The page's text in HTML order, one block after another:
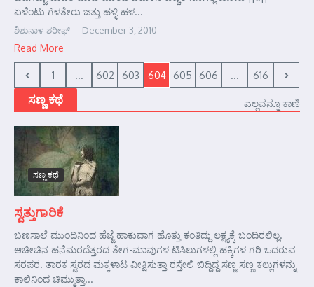
ಏಳೆಂಟು ಗೆಳತೇರು ಜತ್ತು ಹಳ್ಳಿ ಹಳ...
ಶಿಶುನಾಳ ಶರೀಫ್ December 3, 2010
Read More
1 ... 602 603 604 605 606 ... 616
ಸಣ್ಣ ಕಥೆ ಎಲ್ಲವನ್ನೂ ಕಾಣಿ
ಸಣ್ಣ ಕಥೆ
ಸ್ವತ್ತುಗಾರಿಕೆ
ಬಣಸಾಲೆ ಮುಂದಿನಿಂದ ಹೆಜ್ಜೆ ಹಾಕುವಾಗ ಹೊತ್ತು ಕಂತಿದ್ದು ಲಕ್ಷ್ಯಕ್ಕೆ ಬಂದಿರಲಿಲ್ಲ.
ಆಚೀಚಿನ ಹನೆಮರದೆತ್ತರದ ತೇಗ-ಮಾವುಗಳ ಟಿಸಿಲುಗಳಲ್ಲಿ ಹಕ್ಕಿಗಳ ಗರಿ ಒದರುವ
ಸರಪರ. ತಾರಕ ಸ್ವರದ ಮಕ್ಕಳಾಟ ವೀಕ್ಷಿಸುತ್ತಾ ರಸ್ತೇಲಿ ಬಿದ್ದಿದ್ದ ಸಣ್ಣ ಸಣ್ಣ ಕಲ್ಲುಗಳನ್ನು
ಕಾಲಿನಿಂದ ಚಿಮ್ಮುತ್ತಾ...